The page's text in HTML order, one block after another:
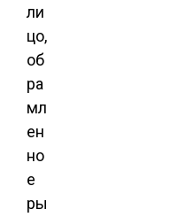
ли
цо,
об
ра
мл
ен
но
е
ры